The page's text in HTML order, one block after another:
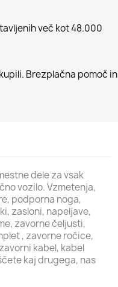
več kot 48.000
Brezplačna pomoč in
dele za vsak
vozilo. Vzmetenja,
podporna noga,
zasloni, napeljave,
zavorne čeljusti,
, zavorne ročice,
kabel, kabel
kaj drugega, nas